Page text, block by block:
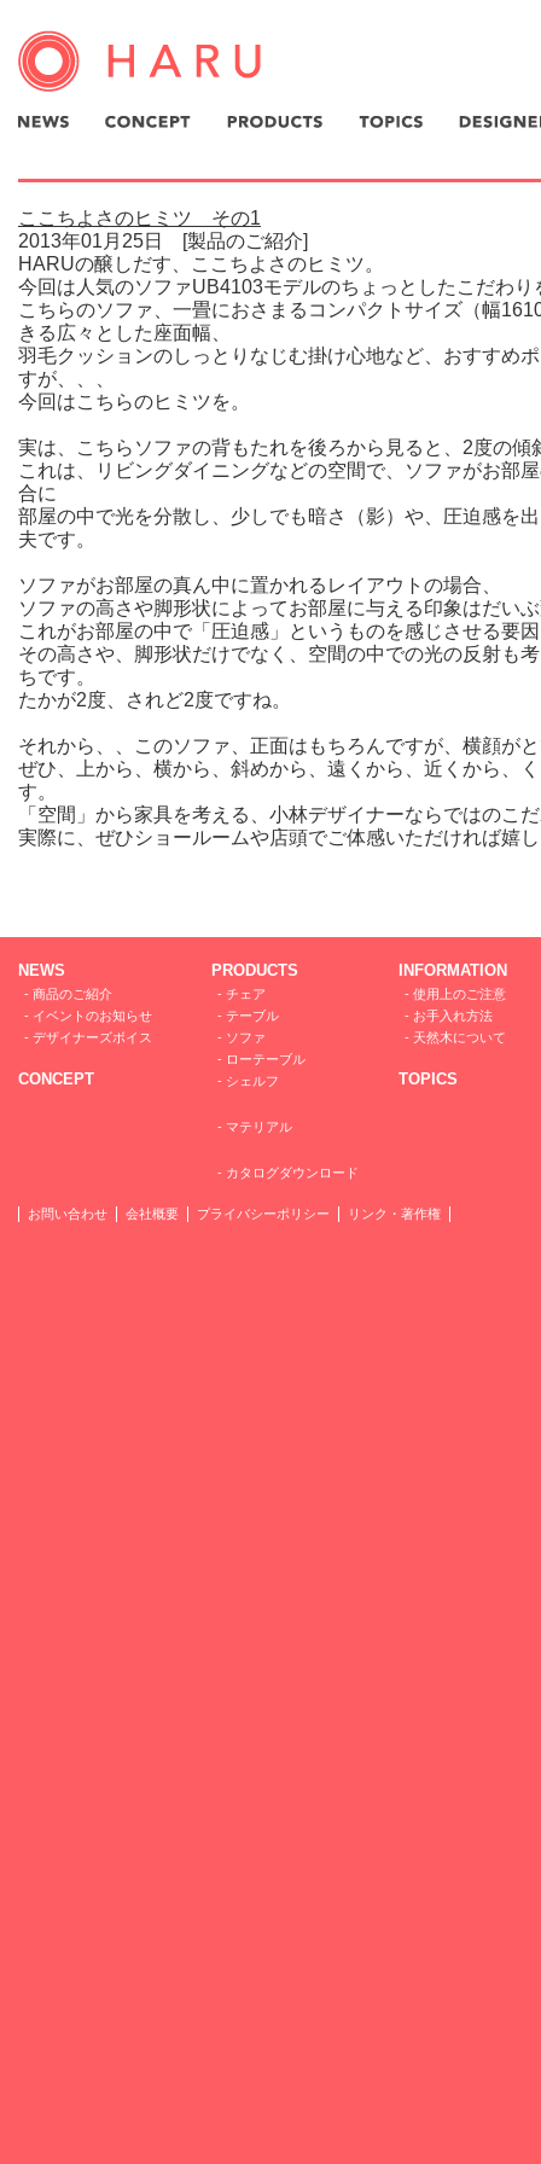
ここちよさのヒミツ その1
2013年01月25日 [製品のご紹介]
HARUの醸しだす、ここちよさのヒミツ。
今回は人気のソファUB4103モデルのちょっとしたこだわり
こちらのソファ、一畳におさまるコンパクトサイズ（幅
きる広々とした座面幅、
羽毛クッションのしっとりなじむ掛け心地など、おすすめ
すが、、、
今回はこちらのヒミツを。
実は、こちらソファの背もたれを後ろから見ると、2度の傾
これは、リビングダイニングなどの空間で、ソファがお部
合に
部屋の中で光を分散し、少しでも暗さ（影）や、圧迫感を
夫です。
ソファがお部屋の真ん中に置かれるレイアウトの場合、
ソファの高さや脚形状によってお部屋に与える印象はだい
これがお部屋の中で「圧迫感」というものを感じさせる要
その高さや、脚形状だけでなく、空間の中での光の反射も
ちです。
たかが2度、されど2度ですね。
それから、、このソファ、正面はもちろんですが、横顔が
ぜひ、上から、横から、斜めから、遠くから、近くから、
す。
「空間」から家具を考える、小林デザイナーならではのこ
実際に、ぜひショールームや店頭でご体感いただければ嬉
NEWS
- 商品のご紹介
- イベントのお知らせ
- デザイナーズボイス
CONCEPT
PRODUCTS
- チェア
- テーブル
- ソファ
- ローテーブル
- シェルフ
- マテリアル
- カタログダウンロード
INFORMATION
- 使用上のご注意
- お手入れ方法
- 天然木について
TOPICS
お問い合わせ 会社概要 プライバシーポリシー リンク・著作権